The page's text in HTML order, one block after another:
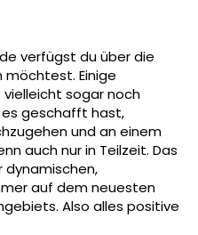
verfügst du über die
Einige
sogar noch
geschafft hast,
und an einem
auch nur in Teilzeit. Das
dynamischen,
auf dem neuesten
Also alles positive